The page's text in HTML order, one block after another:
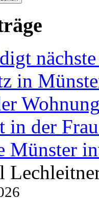
in
in der
Münster